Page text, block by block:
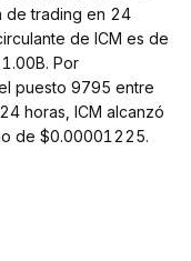
de trading en 24
de ICM es de
Por
puesto 9795 entre
horas, ICM alcanzó
de $0.00001225.